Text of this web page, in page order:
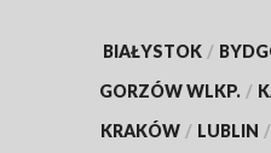
BIAŁYSTOK /
GORZÓW WLKP. /
KRAKÓW / LUBLIN /